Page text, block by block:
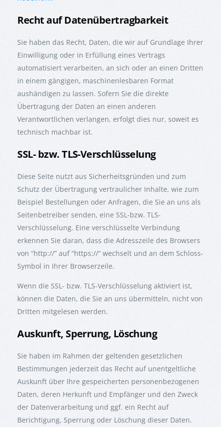
Recht auf Datenübertragbarkeit
Sie haben das Recht, Daten, die wir auf Grundlage Ihrer
Einwilligung oder in Erfüllung eines Vertrags
automatisiert verarbeiten, an sich oder an einen Dritten
in einem gängigen, maschinenlesbaren Format
aushändigen zu lassen. Sofern Sie die direkte
Übertragung der Daten an einen anderen
Verantwortlichen verlangen, erfolgt dies nur, soweit es
technisch machbar ist.
SSL- bzw. TLS-Verschlüsselung
Diese Seite nutzt aus Sicherheitsgründen und zum
Schutz der Übertragung vertraulicher Inhalte, wie zum
Beispiel Bestellungen oder Anfragen, die Sie an uns als
Seitenbetreiber senden, eine SSL-bzw. TLS-
Verschlüsselung. Eine verschlüsselte Verbindung
erkennen Sie daran, dass die Adresszeile des Browsers
von “http://” auf “https://” wechselt und an dem Schloss-
Symbol in Ihrer Browserzeile.
Wenn die SSL- bzw. TLS-Verschlüsselung aktiviert ist,
können die Daten, die Sie an uns übermitteln, nicht von
Dritten mitgelesen werden.
Auskunft, Sperrung, Löschung
Sie haben im Rahmen der geltenden gesetzlichen
Bestimmungen jederzeit das Recht auf unentgeltliche
Auskunft über Ihre gespeicherten personenbezogenen
Daten, deren Herkunft und Empfänger und den Zweck
der Datenverarbeitung und ggf. ein Recht auf
Berichtigung, Sperrung oder Löschung dieser Daten.